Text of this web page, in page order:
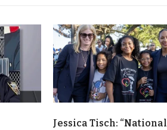
Jessica Tisch: “National